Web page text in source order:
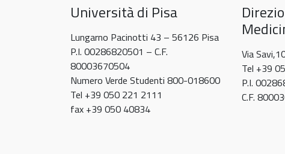
Università di Pisa
Lungarno Pacinotti 43 – 56126 Pisa
P.I. 00286820501 – C.F.
80003670504
Numero Verde Studenti 800-018600
Tel +39 050 221 2111
fax +39 050 40834
Via
Tel +39
P.I.
C.F.